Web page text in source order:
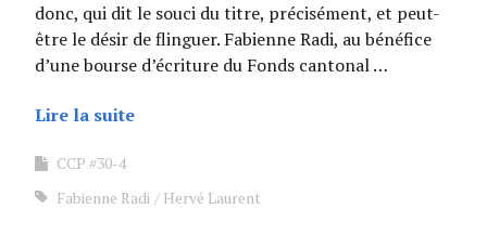
donc, qui dit le souci du titre, précisément, et peut-
être le désir de flinguer. Fabienne Radi, au bénéfice
d’une bourse d’écriture du Fonds cantonal …
Lire la suite
CCP #30-4
Fabienne Radi
Hervé Laurent